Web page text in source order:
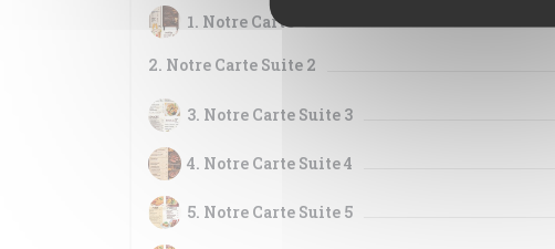
1. Notre Carte
2. Notre Carte Suite 2
3. Notre Carte Suite 3
4. Notre Carte Suite 4
5. Notre Carte Suite 5